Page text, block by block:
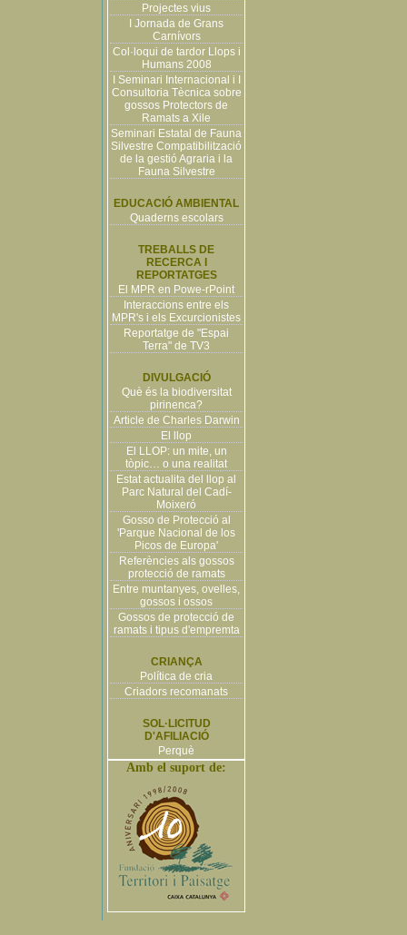
Projectes vius
I Jornada de Grans
Carnívors
Col·loqui de tardor Llops i
Humans 2008
I Seminari Internacional i I
Consultoria Tècnica sobre
gossos Protectors de
Ramats a Xile
Seminari Estatal de Fauna
Silvestre Compatibilització
de la gestió Agraria i la
Fauna Silvestre
EDUCACIÓ AMBIENTAL
Quaderns escolars
TREBALLS DE
RECERCA I
REPORTATGES
El MPR en Powe-rPoint
Interaccions entre els
MPR's i els Excurcionistes
Reportatge de "Espai
Terra" de TV3
DIVULGACIÓ
Què és la biodiversitat
pirinenca?
Article de Charles Darwin
El llop
El LLOP: un mite, un
tòpic… o una realitat
Estat actualita del llop al
Parc Natural del Cadí-
Moixeró
Gosso de Protecció al
'Parque Nacional de los
Picos de Europa'
Referències als gossos
protecció de ramats
Entre muntanyes, ovelles,
gossos i ossos
Gossos de protecció de
ramats i tipus d'empremta
CRIANÇA
Política de cria
Criadors recomanats
SOL·LICITUD
D'AFILIACIÓ
Perquè
Amb el suport de: